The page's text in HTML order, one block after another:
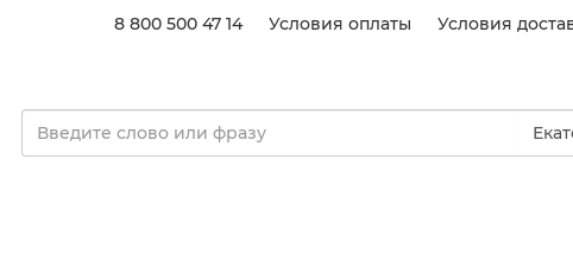
8 800 500 47 14 Условия оплаты Условия